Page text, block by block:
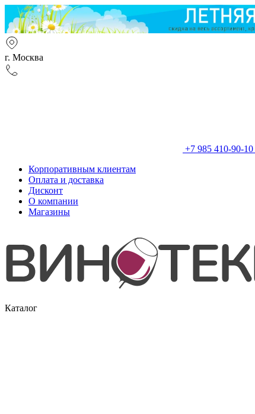
г. Москва
+7 985 410-90-10
Корпоративным клиентам
Оплата и доставка
Дисконт
О компании
Магазины
Каталог